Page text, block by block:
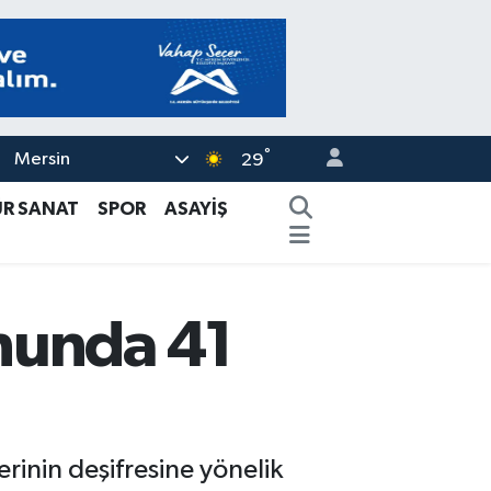
Mersin 29°
SANAT SPOR
ASAYİŞ
41
deşifresine yönelik